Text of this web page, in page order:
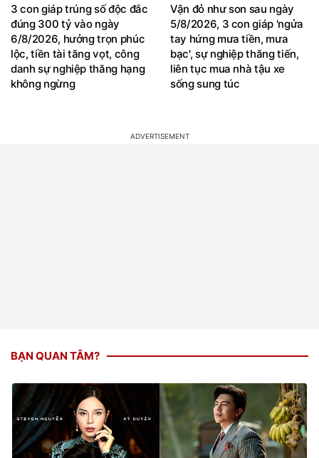
3 con giáp trúng số độc đắc
đúng 300 tỷ vào ngày
6/8/2026, hưởng trọn phúc
lộc, tiền tài tăng vọt, công
danh sự nghiệp thăng hạng
không ngừng
Vận đỏ như son sau ngày
5/8/2026, 3 con giáp 'ngửa
tay hứng mưa tiền, mưa
bạc', sự nghiệp thăng tiến,
liên tục mua nhà tậu xe
sống sung túc
BẠN QUAN TÂM?